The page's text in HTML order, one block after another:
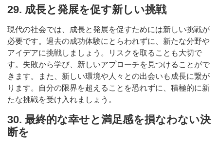
29. 成長と発展を促す新しい挑戦
現代の社会では、成長と発展を促すためには新しい挑戦が
必要です。過去の成功体験にとらわれずに、新たな分野や
アイデアに挑戦しましょう。リスクを取ることも大切で
す。失敗から学び、新しいアプローチを見つけることがで
きます。また、新しい環境や人々との出会いも成長に繋が
ります。自分の限界を超えることを恐れずに、積極的に新
たな挑戦を受け入れましょう。
30. 最終的な幸せと満足感を損なわない決
断を